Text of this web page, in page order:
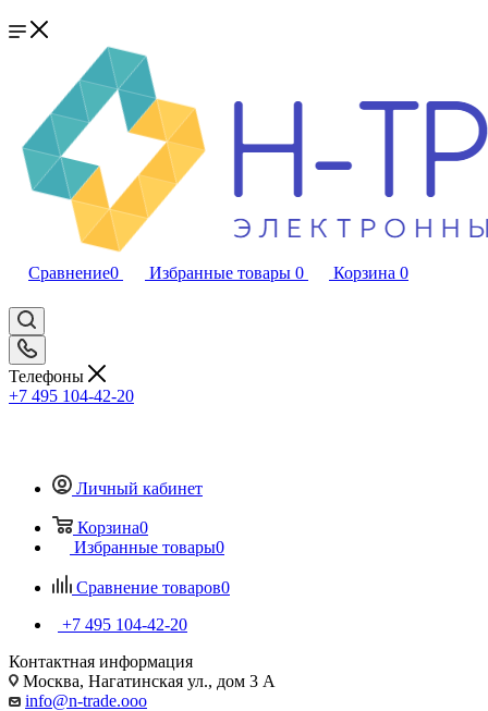
Сравнение0 Избранные товары 0 Корзина 0
Телефоны
+7 495 104-42-20
Личный кабинет
Корзина0
Избранные товары0
Сравнение товаров0
+7 495 104-42-20
Контактная информация
Москва, Нагатинская ул., дом 3 А
info@n-trade.ooo